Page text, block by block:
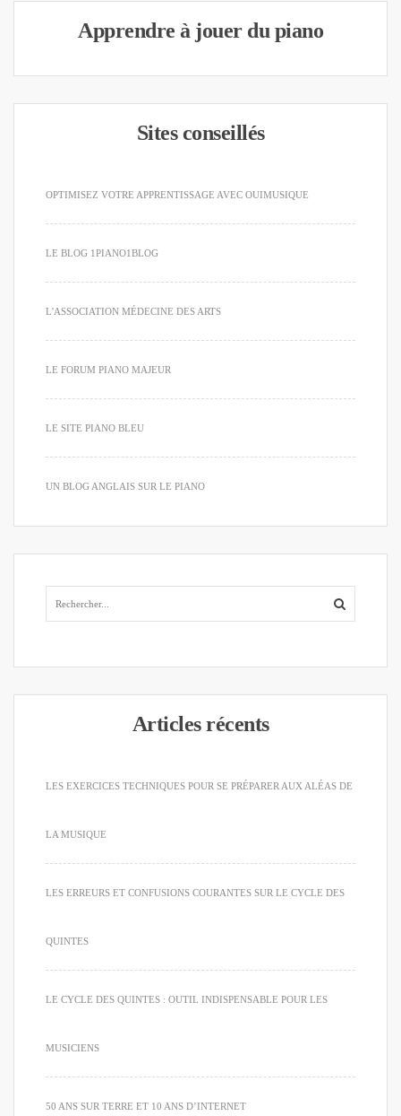
Apprendre à jouer du piano
Sites conseillés
OPTIMISEZ VOTRE APPRENTISSAGE AVEC OUIMUSIQUE
LE BLOG 1PIANO1BLOG
L'ASSOCIATION MÉDECINE DES ARTS
LE FORUM PIANO MAJEUR
LE SITE PIANO BLEU
UN BLOG ANGLAIS SUR LE PIANO
Articles récents
LES EXERCICES TECHNIQUES POUR SE PRÉPARER AUX ALÉAS DE
LA MUSIQUE
LES ERREURS ET CONFUSIONS COURANTES SUR LE CYCLE DES
QUINTES
LE CYCLE DES QUINTES : OUTIL INDISPENSABLE POUR LES
MUSICIENS
50 ANS SUR TERRE ET 10 ANS D’INTERNET